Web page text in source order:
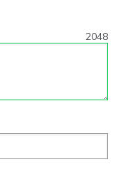
2048